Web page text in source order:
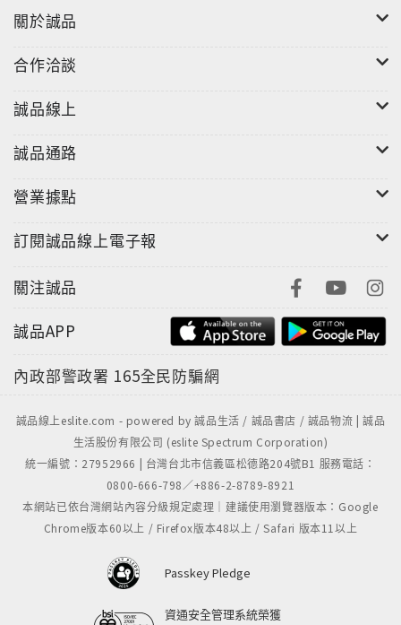
關於誠品
合作洽談
誠品線上
誠品通路
營業據點
訂閱誠品線上電子報
關注誠品
誠品APP
內政部警政署 165全民防騙網
誠品線上eslite.com - powered by 誠品生活 / 誠品書店 / 誠品物流 | 誠品
生活股份有限公司 (eslite Spectrum Corporation)
統一編號：27952966 | 台灣台北市信義區松德路204號B1 服務電話：
0800-666-798／+886-2-8789-8921
本網站已依台灣網站內容分級規定處理｜建議使用瀏覽器版本：Google
Chrome版本60以上 / Firefox版本48以上 / Safari 版本11以上
Passkey Pledge
資通安全管理系統榮獲